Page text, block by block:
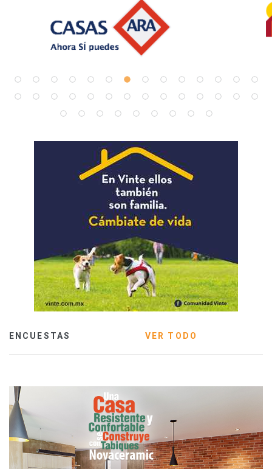
ENCUESTAS VER TODO